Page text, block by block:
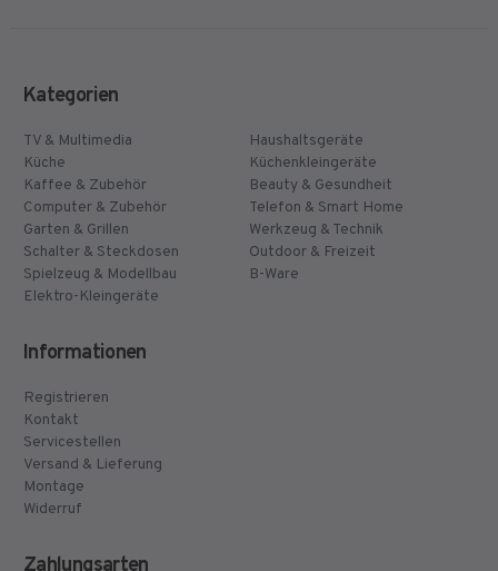
Kategorien
TV & Multimedia
Haushaltsgeräte
Küche
Küchenkleingeräte
Kaffee & Zubehör
Beauty & Gesundheit
Computer & Zubehör
Telefon & Smart Home
Garten & Grillen
Werkzeug & Technik
Schalter & Steckdosen
Outdoor & Freizeit
Spielzeug & Modellbau
B-Ware
Elektro-Kleingeräte
Informationen
Registrieren
Kontakt
Servicestellen
Versand & Lieferung
Montage
Widerruf